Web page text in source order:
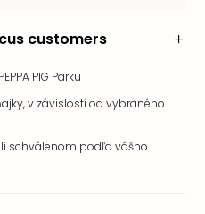
customers
PIG Parku
v závislosti od vybraného
schválenom podľa vášho